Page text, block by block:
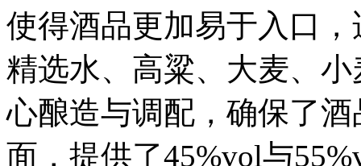
使得酒品更加易于入口
精选水、高粱、大麦、
心酿造与调配，确保了
面，提供了45%vol与